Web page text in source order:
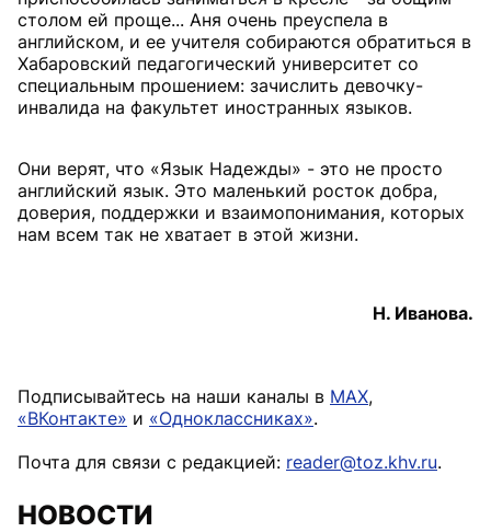
столом ей проще... Аня очень преуспела в
английском, и ее учителя собираются обратиться в
Хабаровский педагогический университет со
специальным прошением: зачислить девочку-
инвалида на факультет иностранных языков.
Они верят, что «Язык Надежды» - это не просто
английский язык. Это маленький росток добра,
доверия, поддержки и взаимопонимания, которых
нам всем так не хватает в этой жизни.
Н. Иванова.
Подписывайтесь на наши каналы в MAX,
«ВКонтакте» и «Одноклассниках».
Почта для связи с редакцией: reader@toz.khv.ru.
НОВОСТИ